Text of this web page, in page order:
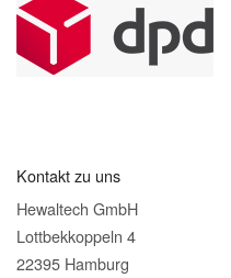
Kontakt zu uns
Hewaltech GmbH
Lottbekkoppeln 4
22395 Hamburg